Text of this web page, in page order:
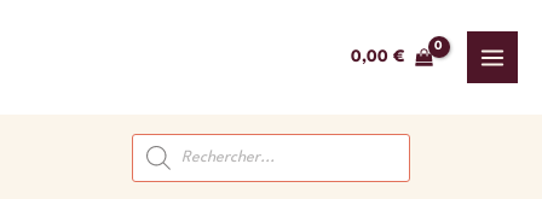
0,00 €
Recherche
de
produits